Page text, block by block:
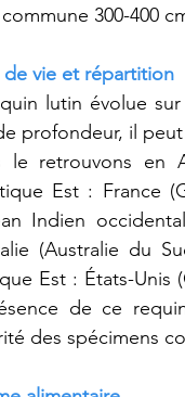
300-400
de vie et répartition
lutin évolue
profondeur, il peut
le retrouvons en
Est : France
Indien
(Australie du
Est : États-Unis
de ce
des spécimens